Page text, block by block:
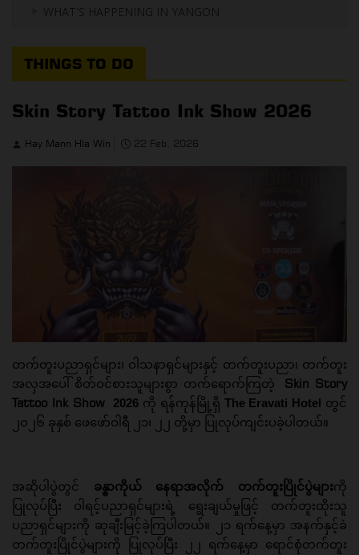
WHAT'S HAPPENING IN YANGON
THINGS TO DO
Skin Story Tattoo Ink Show 2026
Hay Mann Hla Win 22 Feb, 2026
တက်တူးပညာရှင်များ၊ ဝါသနာရှင်များနှင့် တက်တူးပညာ၊ တက်တူး
အလှအပေါ် စိတ်ဝင်စားသူများစွာ တက်ရောက်ကြတဲ့
Skin Story
Tattoo Ink Show 2026 ကို ရန်ကုန်မြို့ရှိ The Eravati Hotel တွင်
၂၀၂၆ ခုနှစ် ဖေဖော်ဝါရီ ၂၁၊ ၂၂ တို့မှာ ပြုလုပ်ကျင်းပခဲ့ပါတယ်။
အဆိုပါပွဲတွင် ခန္ဓာကိုယ် နေရာအလိုက် တက်တူးပြိုင်ပွဲများကို
ပြုလုပ်ပြီး ဝါရင့်ပညာရှင်များရဲ့ ရွေးချယ်မှုဖြင့် တက်တူးထိုးသူ
ပညာရှင်များကို ဆုချီးမြင့်ခဲ့ကြပါတယ်။ ၂၁ ရက်နေ့မှာ အနက်နှင့်ခဲ
တက်တူးပြိုင်ပွဲများကို ပြုလုပ်ပြီး ၂၂ ရက်နေ့မှာ ရောင်စုံတက်တူး